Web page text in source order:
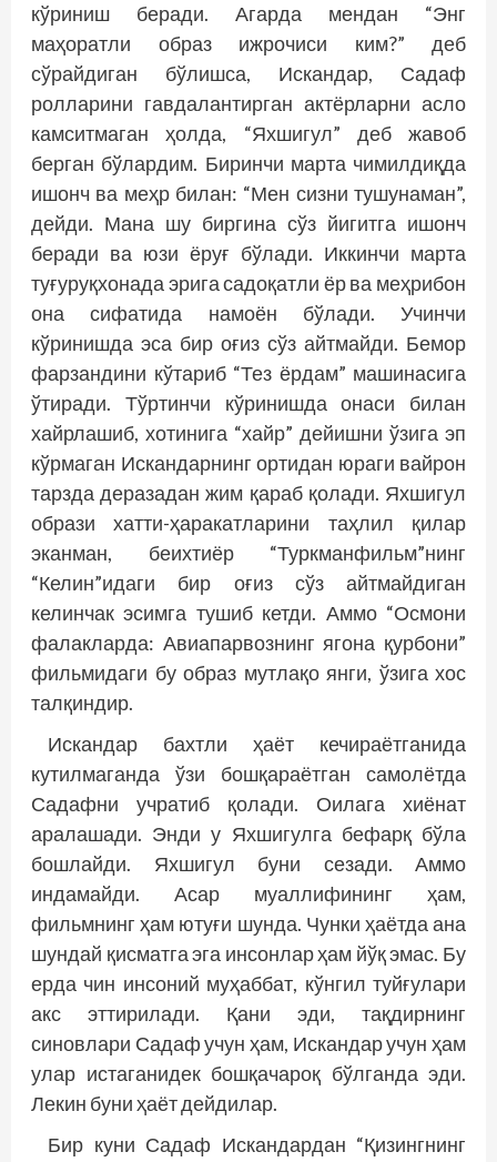
кўриниш беради. Агарда мендан “Энг
маҳоратли образ ижрочиси ким?” деб
сўрайдиган бўлишса, Искандар, Садаф
ролларини гавдалантирган актёрларни асло
камситмаган ҳолда, “Яхшигул” деб жавоб
берган бўлардим. Биринчи марта чимилдиқда
ишонч ва меҳр билан: “Мен сизни тушунаман”,
дейди. Мана шу биргина сўз йигитга ишонч
беради ва юзи ёруғ бўлади. Иккинчи марта
туғуруқхонада эрига садоқатли ёр ва меҳрибон
она сифатида намоён бўлади. Учинчи
кўринишда эса бир оғиз сўз айтмайди. Бемор
фарзандини кўтариб “Тез ёрдам” машинасига
ўтиради. Тўртинчи кўринишда онаси билан
хайрлашиб, хотинига “хайр” дейишни ўзига эп
кўрмаган Искандарнинг ортидан юраги вайрон
тарзда деразадан жим қараб қолади. Яхшигул
образи хатти-ҳаракатларини таҳлил қилар
эканман, беихтиёр “Туркманфильм”нинг
“Келин”идаги бир оғиз сўз айтмайдиган
келинчак эсимга тушиб кетди. Аммо “Осмони
фалакларда: Авиапарвознинг ягона қурбони”
фильмидаги бу образ мутлақо янги, ўзига хос
талқиндир.
Искандар бахтли ҳаёт кечираётганида
кутилмаганда ўзи бошқараётган самолётда
Садафни учратиб қолади. Оилага хиёнат
аралашади. Энди у Яхшигулга бефарқ бўла
бошлайди. Яхшигул буни сезади. Аммо
индамайди. Асар муаллифининг ҳам,
фильмнинг ҳам ютуғи шунда. Чунки ҳаётда ана
шундай қисматга эга инсонлар ҳам йўқ эмас. Бу
ерда чин инсоний муҳаббат, кўнгил туйғулари
акс эттирилади. Қани эди, тақдирнинг
синовлари Садаф учун ҳам, Искандар учун ҳам
улар истаганидек бошқачароқ бўлганда эди.
Лекин буни ҳаёт дейдилар.
Бир куни Садаф Искандардан “Қизингнинг